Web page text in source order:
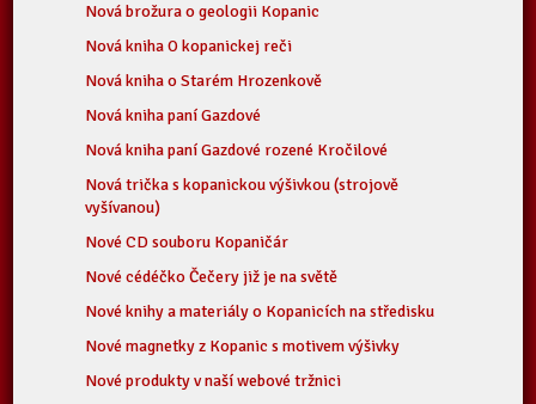
Nová brožura o geologii Kopanic
Nová kniha O kopanickej reči
Nová kniha o Starém Hrozenkově
Nová kniha paní Gazdové
Nová kniha paní Gazdové rozené Kročilové
Nová trička s kopanickou výšivkou (strojově
vyšívanou)
Nové CD souboru Kopaničár
Nové cédéčko Čečery již je na světě
Nové knihy a materiály o Kopanicích na středisku
Nové magnetky z Kopanic s motivem výšivky
Nové produkty v naší webové tržnici